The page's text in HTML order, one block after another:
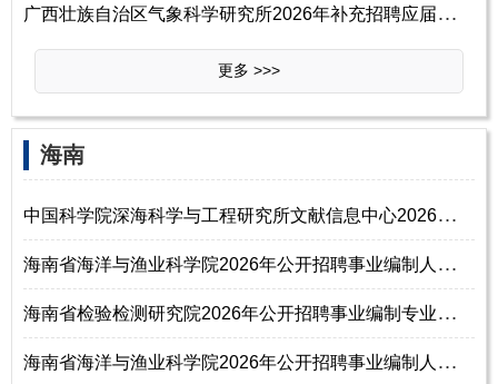
广
西壮族自治区气象科学研究所2026年补充招聘应届毕业生博士岗位人员公告
更多 >>>
‌‌海南
中
国科学院深海科学与工程研究所文献信息中心2026年招聘编辑人员启事（博士
海
南省海洋与渔业科学院2026年公开招聘事业编制人员公告（第2号）
海
南省检验检测研究院2026年公开招聘事业编制专业技术人员公告（第1号）
海
南省海洋与渔业科学院2026年公开招聘事业编制人员公告（第1号）